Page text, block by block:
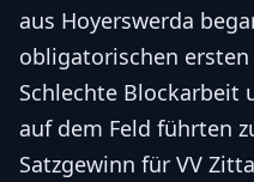
aus Hoyerswerda
obligatorischen ersten
Schlechte Blockarbeit
auf dem Feld führten
Satzgewinn für VV